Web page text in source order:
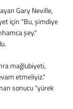
için "Bu, şimdiye
şey."
mağlubiyeti,
etmeliyiz."
sonucu “yürek